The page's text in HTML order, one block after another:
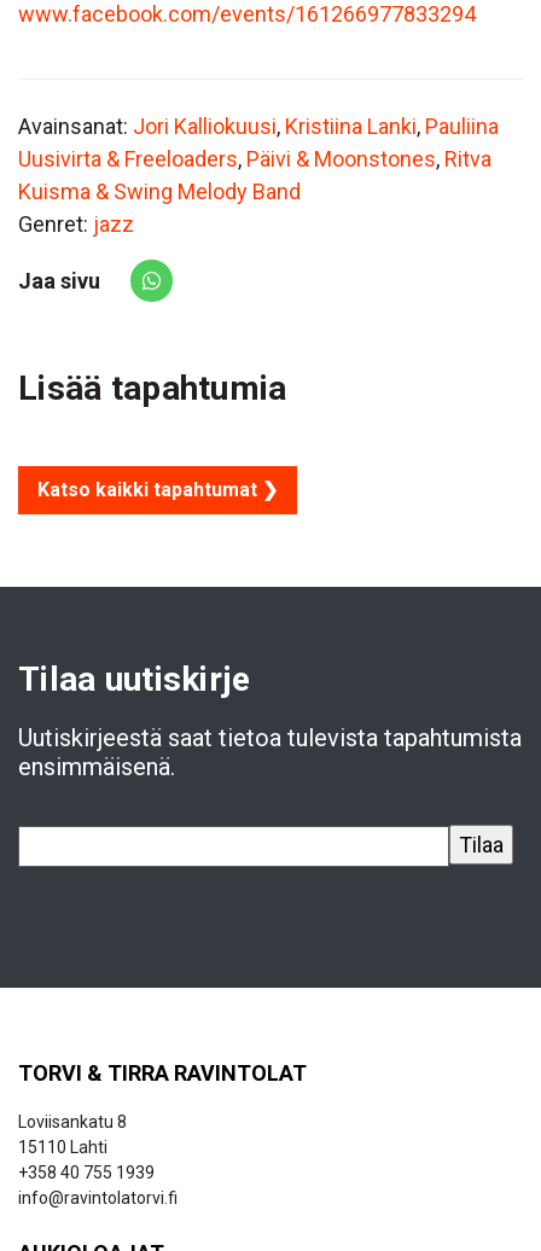
www.facebook.com/events/161266977833294
Avainsanat: Jori Kalliokuusi, Kristiina Lanki, Pauliina
Uusivirta & Freeloaders, Päivi & Moonstones, Ritva
Kuisma & Swing Melody Band
Genret: jazz
Jaa sivu
Share via Whatsapp
Lisää tapahtumia
Katso kaikki tapahtumat ❯
Tilaa uutiskirje
Uutiskirjeestä saat tietoa tulevista tapahtumista
ensimmäisenä.
TORVI & TIRRA RAVINTOLAT
Loviisankatu 8
15110 Lahti
+358 40 755 1939
info@ravintolatorvi.fi